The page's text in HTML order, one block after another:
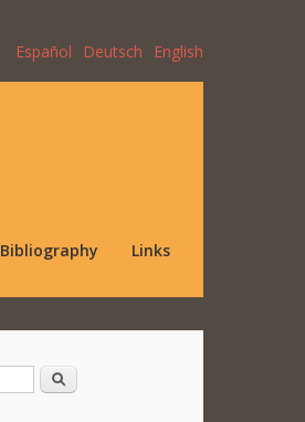
Español Deutsch English
Bibliography Links
Search